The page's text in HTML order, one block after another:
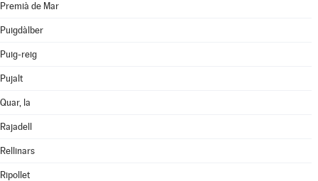
Premià de Mar
Puigdàlber
Puig-reig
Pujalt
Quar, la
Rajadell
Rellinars
Ripollet